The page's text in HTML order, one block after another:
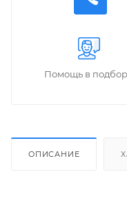
Помощь в
ОПИСАНИЕ